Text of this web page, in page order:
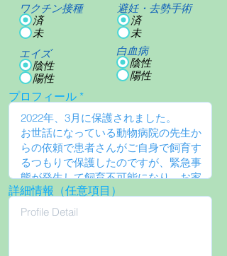
ワクチン接種
済
未
エイズ
陰性
陽性
避妊・去勢手術
済
未
白血病
陰性
陽性
プロフィール
詳細情報（任意項目）